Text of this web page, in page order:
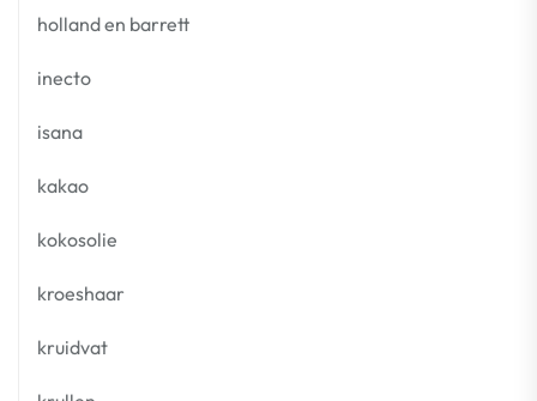
holland en barrett
inecto
isana
kakao
kokosolie
kroeshaar
kruidvat